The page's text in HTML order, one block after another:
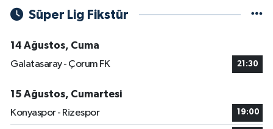
Süper Lig Fikstür
14 Ağustos, Cuma
Galatasaray - Çorum FK
21:30
15 Ağustos, Cumartesi
Konyaspor - Rizespor
19:00